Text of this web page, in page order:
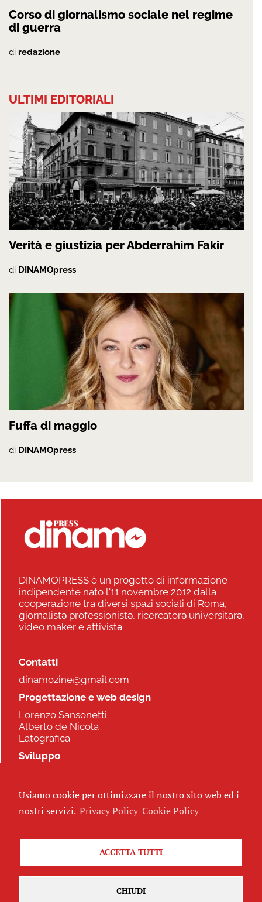
Corso di giornalismo sociale nel regime
di guerra
di redazione
ULTIMI EDITORIALI
Verità e giustizia per Abderrahim Fakir
di DINAMOpress
Fuffa di maggio
di DINAMOpress
DINAMOPRESS è un progetto di informazione
indipendente nato l'11 novembre 2012 dalla
cooperazione tra diversi spazi sociali di Roma,
giornalistə professionistə, ricercatorə universitarə,
video maker e attivistə
Contatti
dinamozine@gmail.com
Progettazione e web design
Lorenzo Sansonetti
Alberto de Nicola
Latografica
Sviluppo
Seguici
Usiamo cookie per ottimizzare il nostro sito web ed i
nostri servizi. Privacy Policy Cookie Policy
ACCETTA TUTTI
CHIUDI